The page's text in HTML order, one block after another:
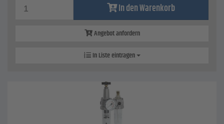
In den Warenkorb
Angebot anfordern
In Liste eintragen